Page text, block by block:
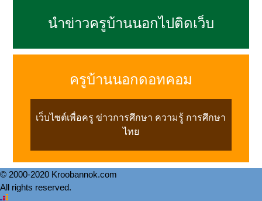
นำข่าวครูบ้านนอกไปติดเว็บ
ครูบ้านนอกดอทคอม
เว็บไซต์เพื่อครู ข่าวการศึกษา ความรู้ การศึกษา
ไทย
© 2000-2020 Kroobannok.com
All rights reserved.